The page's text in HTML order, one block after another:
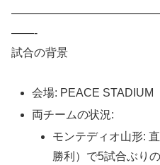
——-
試合の背景
会場: PEACE STADIUM
両チームの状況:
モンテディオ山形:
勝利）で5試合ぶり